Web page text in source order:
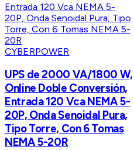
CYBERPOWER
UPS de 2000 VA/1800 W,
Online Doble Conversión,
Entrada 120 Vca NEMA 5-
20P, Onda Senoidal Pura,
Tipo Torre, Con 6 Tomas
NEMA 5-20R